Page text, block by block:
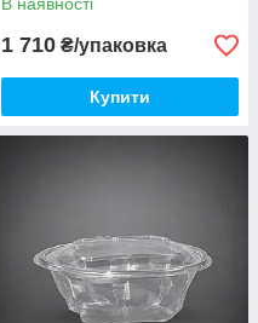
1 710 ₴/упаковка
Купити